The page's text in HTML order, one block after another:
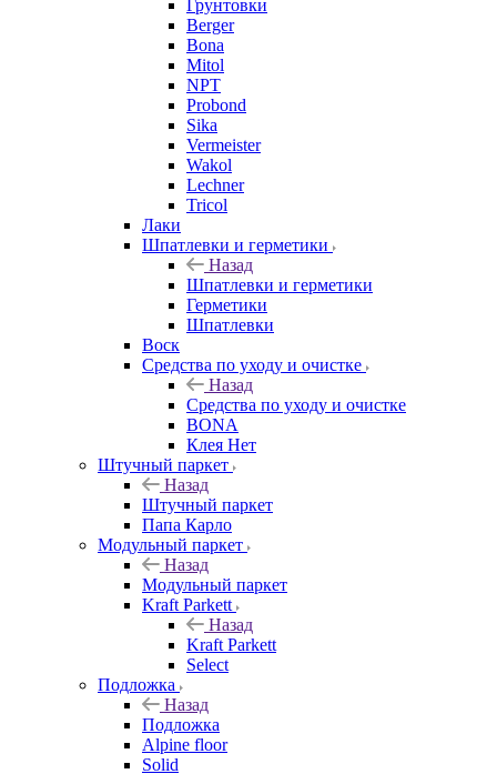
Грунтовки
Berger
Bona
Mitol
NPT
Probond
Sika
Vermeister
Wakol
Lechner
Tricol
Лаки
Шпатлевки и герметики
Назад
Шпатлевки и герметики
Герметики
Шпатлевки
Воск
Средства по уходу и очистке
Назад
Средства по уходу и очистке
BONA
Клея Нет
Штучный паркет
Назад
Штучный паркет
Папа Карло
Модульный паркет
Назад
Модульный паркет
Kraft Parkett
Назад
Kraft Parkett
Select
Подложка
Назад
Подложка
Alpine floor
Solid